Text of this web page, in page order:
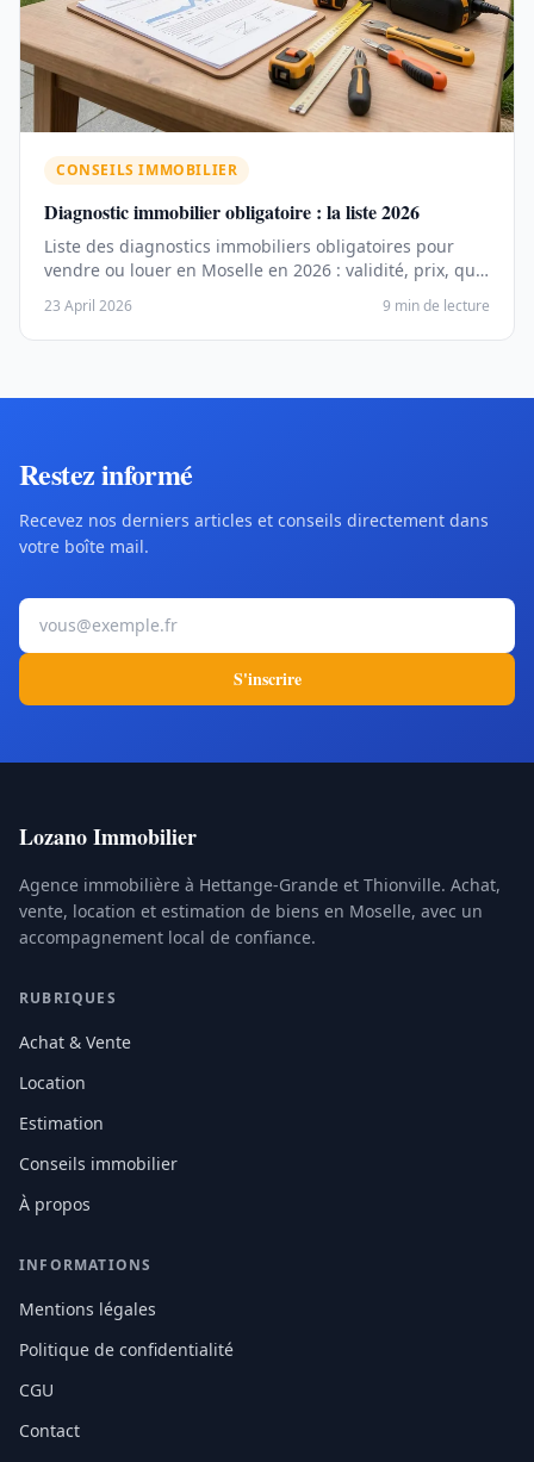
CONSEILS IMMOBILIER
Diagnostic immobilier obligatoire : la liste 2026
Liste des diagnostics immobiliers obligatoires pour
vendre ou louer en Moselle en 2026 : validité, prix, qui
23 April 2026 9 min de lecture
Restez informé
Recevez nos derniers articles et conseils directement dans
votre boîte mail.
Votre adresse e-mail
S'inscrire
Lozano Immobilier
Agence immobilière à Hettange-Grande et Thionville. Achat,
vente, location et estimation de biens en Moselle, avec un
accompagnement local de confiance.
RUBRIQUES
Achat & Vente
Location
Estimation
Conseils immobilier
À propos
INFORMATIONS
Mentions légales
Politique de confidentialité
CGU
Contact